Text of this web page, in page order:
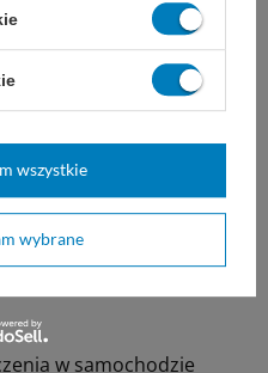
w samochodzie
wybrane
wszystkie